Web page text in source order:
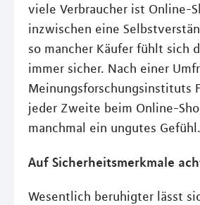
viele Verbraucher ist Online-
inzwischen eine
so mancher Käufer fühlt sich
immer sicher. Nach einer
Meinungsforschungsinstituts
jeder Zweite beim Online-
manchmal ein ungutes Gefühl.
Auf Sicherheitsmerkmale
Wesentlich beruhigter lässt